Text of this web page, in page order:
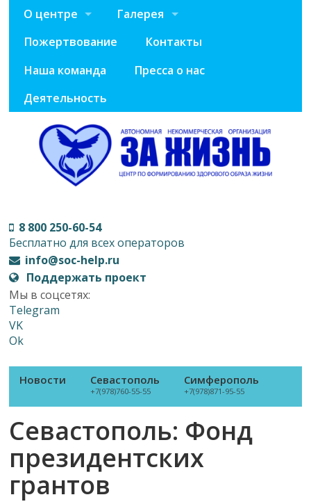
О центре
Галерея
Пожертвование
Контакты
Наша команда
Пресса о нас
Деятельность
8 800 250-60-54
Бесплатно для всех операторов
info@soc-help.ru
Поддержать проект
Мы в соцсетях:
Telegram
VK
Ok
Новости Севастополь
+7(978)760-55-55
Симферополь
+7(978)871-95-55
Севастополь: Фонд
президентских
грантов